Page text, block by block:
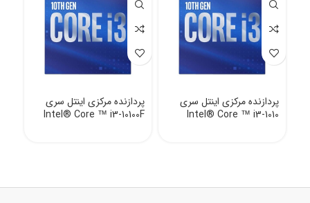
پردازنده مرکزی اینتل سری
Intel® Core ™ i3-1010
پردازنده مرکزی اینتل سری
Intel® Core ™ i3-10100F